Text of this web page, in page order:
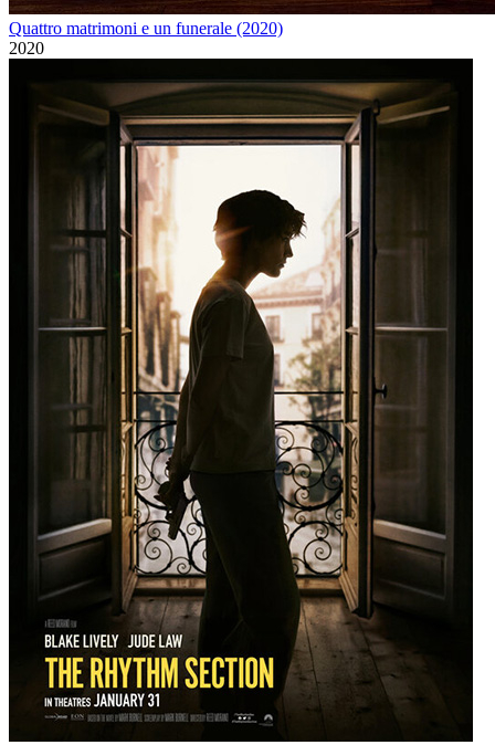
Quattro matrimoni e un funerale (2020)
2020